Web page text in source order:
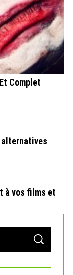
Complet
alternatives
à vos films et
S
A
C